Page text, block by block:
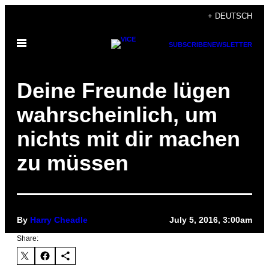
content
+ DEUTSCH
Open
SUBSCRIBENEWSLETTER
Deine Freunde lügen
wahrscheinlich, um
nichts mit dir machen
zu müssen
By Harry Cheadle July 5, 2016, 3:00am
Share: